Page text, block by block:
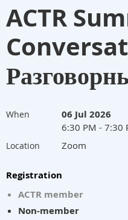
ACTR
When 06 Jul 2026
6:30 PM - 7:30
Location Zoom
Registration
ACTR member
Non-member